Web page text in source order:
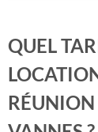
QUEL